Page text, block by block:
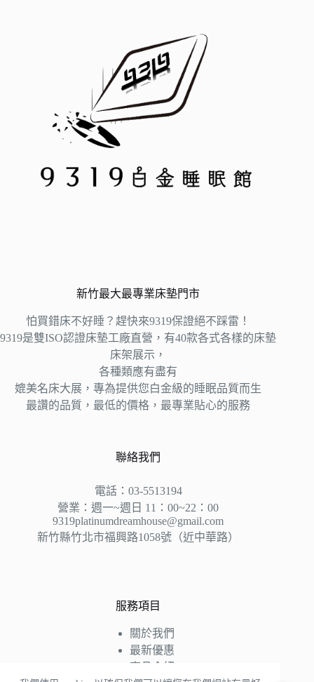
新竹最大最專業床墊門市
怕買錯床不好睡？趕快來9319保證絕不踩雷！
9319是雙ISO認證床墊工廠直營，有40款各式各樣的床墊
床架展示，
各種類應有盡有
媲美名床大展，專為提供您白金級的睡眠品質而生
最讚的品質，最低的價格，最專業貼心的服務
聯絡我們
電話：03-5513194
營業：週一~週日 11：00~22：00
9319platinumdreamhouse@gmail.com
新竹縣竹北市福興路1058號（近中華路）
服務項目
關於我們
最新優惠
商品介紹